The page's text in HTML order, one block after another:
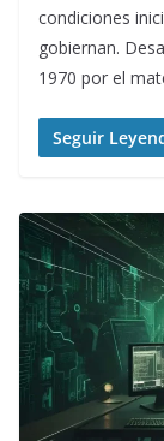
condiciones
gobiernan.
1970 por el
Seguir